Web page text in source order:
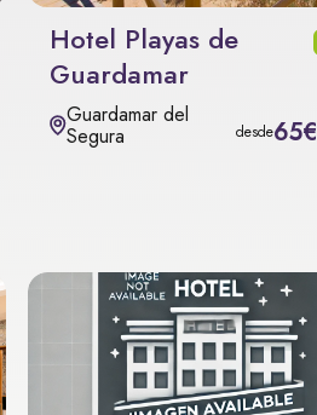
Hotel Playas de
Guardamar
Guardamar del
Segura desde65€